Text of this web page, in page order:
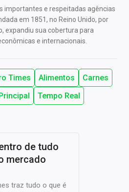
importantes e respeitadas agências
em 1851, no Reino Unido, por
expandiu sua cobertura para
e internacionais.
Times Alimentos
Carnes
Tempo Real
de tudo
mercado
traz tudo o que é